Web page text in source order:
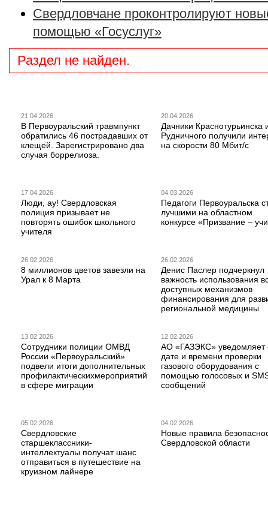
Свердловчане проконтролируют
помощью «Госуслуг»
Раздел не найден.
21.04.2026
В Первоуральский травмпункт
обратились 46 пострадавших от
клещей. Зарегистрировано два
случая боррелиоза.
20.04.2026
Дачники Краснотурьинска
Рудничного получили
на скорости 80 Мбит/с
17.04.2026
Люди, ау! Свердловская
полиция призывает не
повторять ошибок школьного
учителя
04.03.2026
Педагоги Первоуральска
лучшими на областном
конкурсе «Призвание –
26.02.2026
8 миллионов цветов завезли на
Урал к 8 Марта
26.02.2026
Денис Паслер подчеркнул
важность использования
доступных механизмов
финансирования для
региональной медицины
13.02.2026
Сотрудники полиции ОМВД
России «Первоуральский»
подвели итоги дополнительных
профилактическихмероприятий
в сфере миграции
12.02.2026
АО «ГАЗЭКС» уведомляет
дате и времени проверки
газового оборудования с
помощью голосовых и
сообщений
05.02.2026
Свердловские
старшеклассники-
интеллектуалы получат шанс
отправиться в путешествие на
круизном лайнере
04.02.2026
Новые правила
Свердловской области